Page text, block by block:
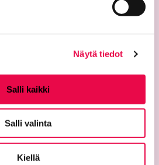
Näytä tiedot
Salli kaikki
Salli valinta
Kiellä